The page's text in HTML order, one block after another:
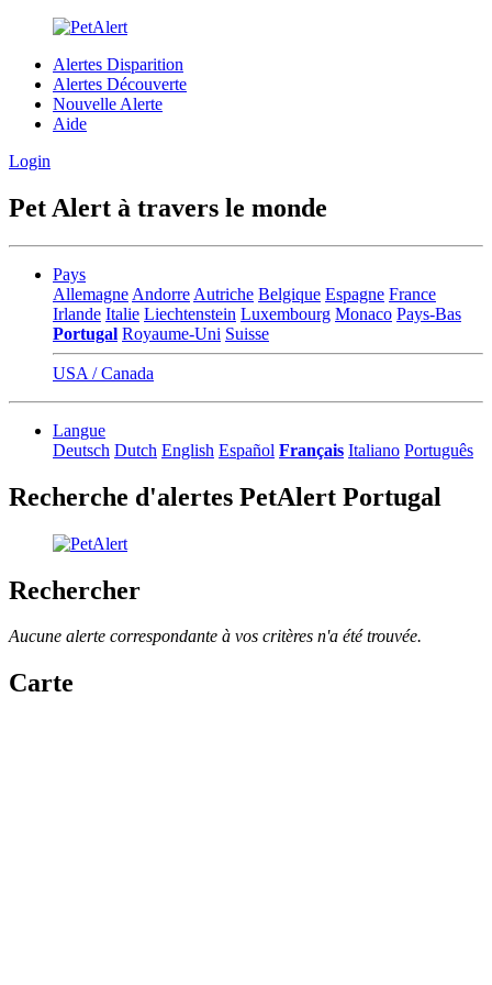
Alertes Disparition
Alertes Découverte
Nouvelle Alerte
Aide
Login
Pet Alert à travers le monde
Pays
Allemagne Andorre Autriche Belgique Espagne France
Irlande Italie Liechtenstein Luxembourg Monaco Pays-Bas
Portugal Royaume-Uni Suisse
USA / Canada
Langue
Deutsch Dutch English Español Français Italiano Português
Recherche d'alertes PetAlert Portugal
Rechercher
Aucune alerte correspondante à vos critères n'a été trouvée.
Carte